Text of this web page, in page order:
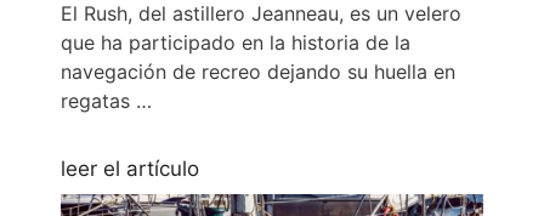
El Rush, del astillero Jeanneau, es un velero
que ha participado en la historia de la
navegación de recreo dejando su huella en
regatas …
leer el artículo